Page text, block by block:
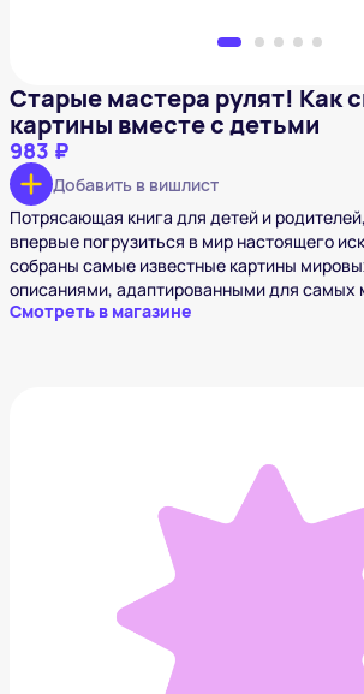
Старые мастера рулят! Как
картины вместе с детьми
983 ₽
Добавить в вишлист
Потрясающая книга для детей и
впервые погрузиться в мир настоящего
собраны самые известные картины
описаниями, адаптированными для самых
Смотреть в магазине